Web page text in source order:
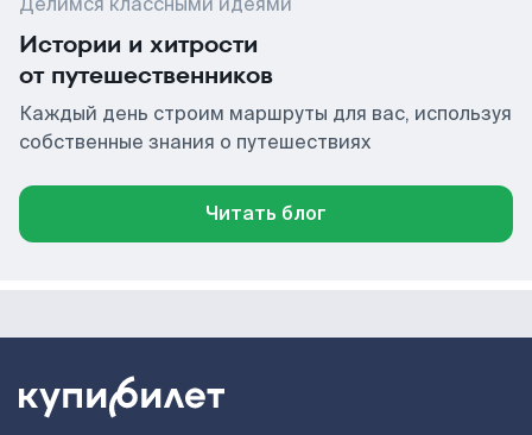
Истории и хитрости
от путешественников
Каждый день строим маршруты для вас, используя
собственные знания о путешествиях
Читать блог